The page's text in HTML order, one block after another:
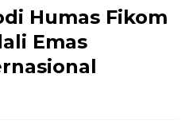
Humas Fikom
Emas